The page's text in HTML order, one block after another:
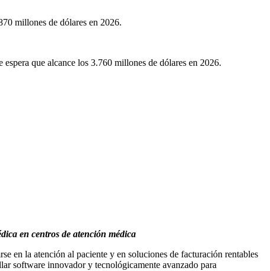
millones de dólares en 2026.
que alcance los 3.760 millones de dólares en 2026.
en centros de atención médica
en la atención al paciente y en soluciones de facturación rentables
software innovador y tecnológicamente avanzado para